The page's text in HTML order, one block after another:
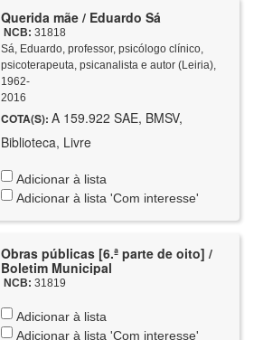
Querida mãe / Eduardo Sá
NCB: 31818
Sá, Eduardo, professor, psicólogo clínico,
psicoterapeuta, psicanalista e autor (Leiria),
1962-
2016
COTA(S): A 159.922 SAE, BMSV,
Biblioteca, Livre
Adicionar à lista
Adicionar à lista 'Com interesse'
Obras públicas [6.ª parte de oito] /
Boletim Municipal
NCB: 31819
Adicionar à lista
Adicionar à lista 'Com interesse'